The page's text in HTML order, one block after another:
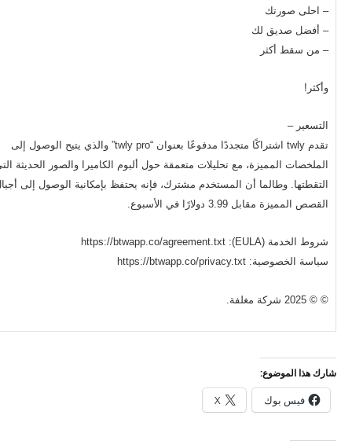
– احلى صورتك
– أفضل صديق لك
– من سقط أكثر
وأكثر!
التسعير –
تقدم twly اشتراكًا متجددًا مدفوعًا بعنوان “twly pro” والذي يتيح الوصول إلى
الملخصات المميزة، مع تحليلات متعمقة حول ألبوم الكاميرا والصور الحديثة
التقطتها. وطالما أن المستخدم مشترك، فإنه يحتفظ بإمكانية الوصول إلى
القصص المميزة مقابل 3.99 دولارًا في الأسبوع.
شروط الخدمة (EULA): https://btwapp.co/agreement.txt
سياسة الخصوصية: https://btwapp.co/privacy.txt
© © 2025 شركة مغلفة.
شارك هذا الموضوع:
فيس بوك X